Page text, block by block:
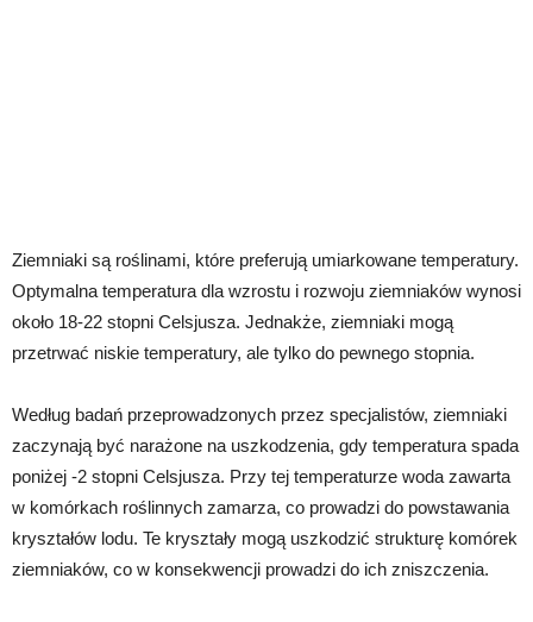
Ziemniaki są roślinami, które preferują umiarkowane temperatury.
Optymalna temperatura dla wzrostu i rozwoju ziemniaków wynosi
około 18-22 stopni Celsjusza. Jednakże, ziemniaki mogą
przetrwać niskie temperatury, ale tylko do pewnego stopnia.
Według badań przeprowadzonych przez specjalistów, ziemniaki
zaczynają być narażone na uszkodzenia, gdy temperatura spada
poniżej -2 stopni Celsjusza. Przy tej temperaturze woda zawarta
w komórkach roślinnych zamarza, co prowadzi do powstawania
kryształów lodu. Te kryształy mogą uszkodzić strukturę komórek
ziemniaków, co w konsekwencji prowadzi do ich zniszczenia.